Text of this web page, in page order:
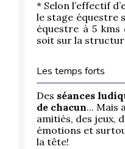
* Selon l’effectif
le stage équestre
équestre à 5 kms
soit sur la
Les temps forts
Des séances
de chacun... Mais
amitiés, des jeux,
émotions et
la tête!